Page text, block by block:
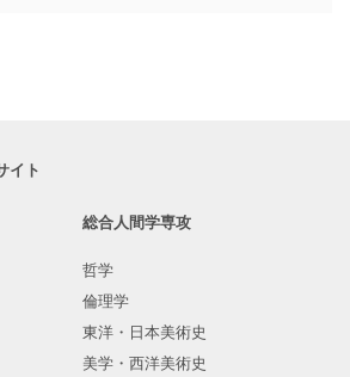
イト
総合人間学専攻
哲学
倫理学
東洋・日本美術史
美学・西洋美術史